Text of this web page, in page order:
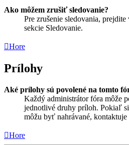
Ako môžem zrušiť sledovanie?
Pre zrušenie sledovania,
sekcie Sledovanie.
Hore
Prílohy
Aké prílohy sú povolené na tomto
Každý administrátor fóra môže
jednotlivé druhy príloh. Pokiaľ
môžu byť nahrávané, kontaktuje
Hore